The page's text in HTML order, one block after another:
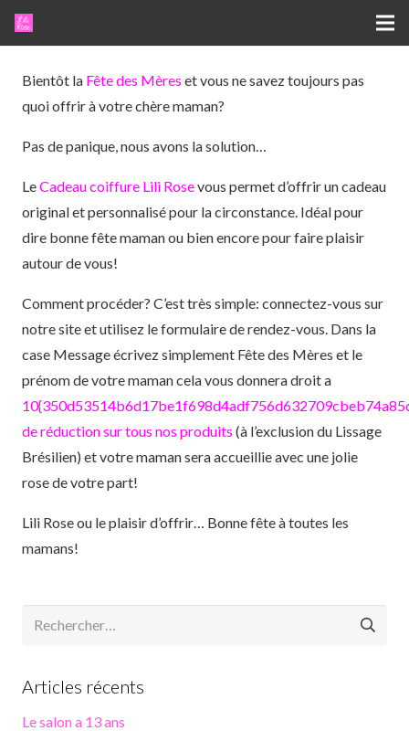
Bientôt la Fête des Mères et vous ne savez toujours pas
quoi offrir à votre chère maman?
Pas de panique, nous avons la solution…
LeCadeau coiffure Lili Rosevous permet d’offrir un cadeau
original et personnalisé pour la circonstance. Idéal pour
dire bonne fête maman ou bien encore pour faire plaisir
autour de vous!
Comment procéder? C’est très simple: connectez-vous sur
notre site et utilisez le formulaire de rendez-vous. Dans la
case Message écrivez simplement Fête des Mères et le
prénom de votre maman cela vous donnera droit a
de réduction sur tous nos produits (à l’exclusion du Lissage
Brésilien) et votre maman sera accueillie avec une jolie
rose de votre part!
Lili Rose ou le plaisir d’offrir… Bonne fête à toutes les
mamans!
Rechercher :
Articles récents
Le salon a 13 ans